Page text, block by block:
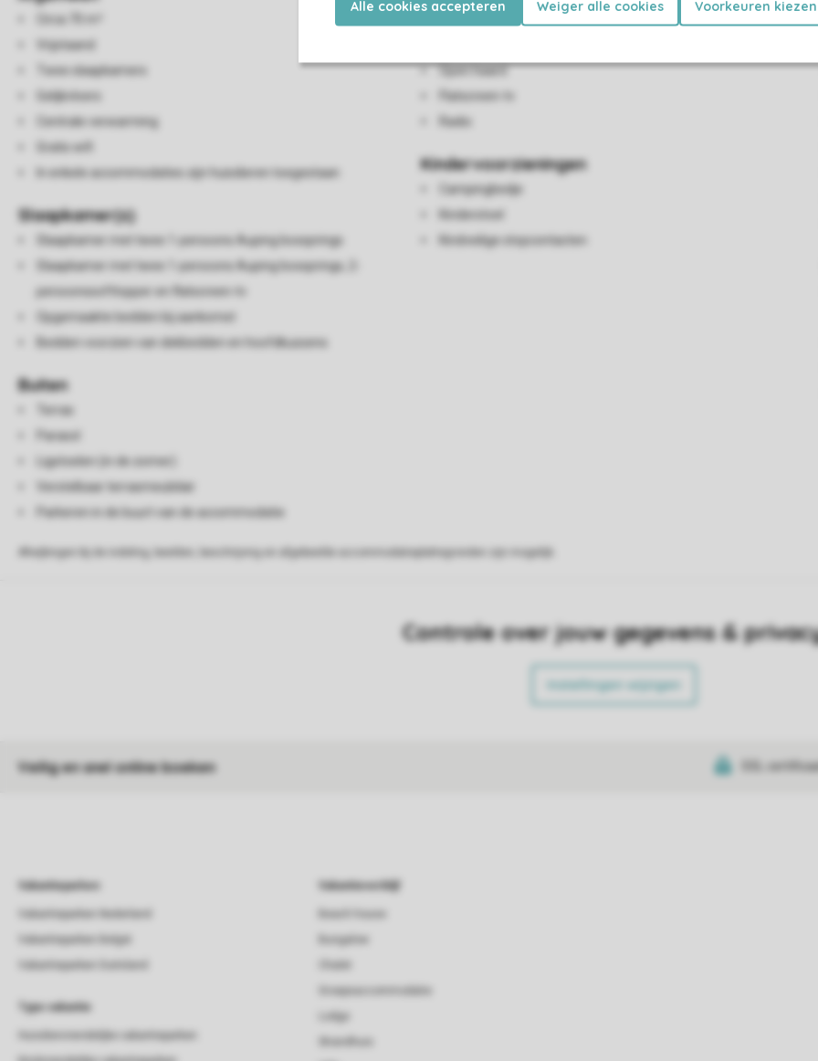
Alle cookies accepteren Weiger alle cookies Voorkeuren kiezen
Circa 70 m²
Vrijstaand
Twee slaapkamers
Gelijkvloers
Centrale verwarming
Gratis wifi
In enkele accommodaties zijn huisdieren toegestaan
Slaapkamer(s)
Slaapkamer met twee 1-persoons Auping boxsprings
Slaapkamer met twee 1-persoons Auping boxsprings, 2-
persoonssofttopper en flatscreen-tv
Opgemaakte bedden bij aankomst
Bedden voorzien van dekbedden en hoofdkussens
Buiten
Terras
Parasol
Ligstoelen (in de zomer)
Verstelbaar terrasmeubilair
Parkeren in de buurt van de accommodatie
Open haard
Flatscreen-tv
Radio
Kindervoorzieningen
Campingbedje
Kinderstoel
Kindveilige stopcontacten
Controle over jouw gegevens &
Instellingen wijzigen
Veilig en snel online boeken SSL certificaat
Vakantieparken
Type vakantie
Vakantieverblijf